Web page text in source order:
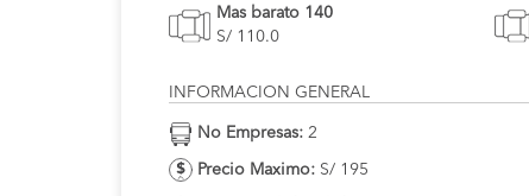
Mas barato 140
S/ 110.0
INFORMACION GENERAL
No Empresas: 2
Precio Maximo: S/ 195